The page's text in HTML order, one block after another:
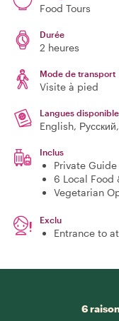
Food Tours
Durée
2 heures
Mode de transport
Visite à pied
Langues
English,
Inclus
Private Guide
6 Local Food
Vegetarian
Exclu
Entrance to
6